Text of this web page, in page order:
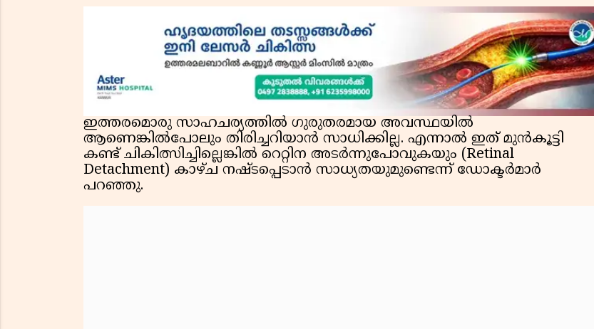
ഇത്തരമൊരു സാഹചര്യത്തില്‍ ഗുരുതരമായ അവസ്ഥയില്‍
ആണെങ്കില്‍പോലും തിരിച്ചറിയാന്‍ സാധിക്കില്ല. എന്നാല്‍ ഇത് മുന്‍കൂട്ടി
കണ്ട് ചികിത്സിച്ചില്ലെങ്കില്‍ റെറ്റിന അടര്‍ന്നുപോവുകയും (Retinal
Detachment) കാഴ്ച നഷ്ടപ്പെടാന്‍ സാധ്യതയുമുണ്ടെന്ന് ഡോക്ടര്‍മാര്‍
പറഞ്ഞു.